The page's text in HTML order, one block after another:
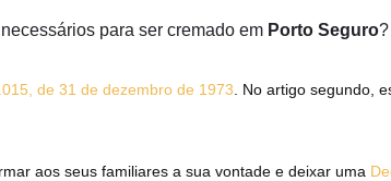
para ser cremado em Porto Seguro?
de 31 de dezembro de 1973 . No artigo segundo,
aos seus familiares a sua vontade e deixar uma